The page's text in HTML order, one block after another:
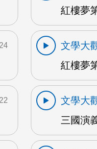
紅樓夢
文學大
紅樓夢
文學大
三國演